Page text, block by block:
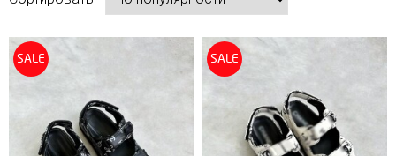
SALE SALE